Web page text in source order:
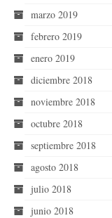
marzo 2019
febrero 2019
enero 2019
diciembre 2018
noviembre 2018
octubre 2018
septiembre 2018
agosto 2018
julio 2018
junio 2018